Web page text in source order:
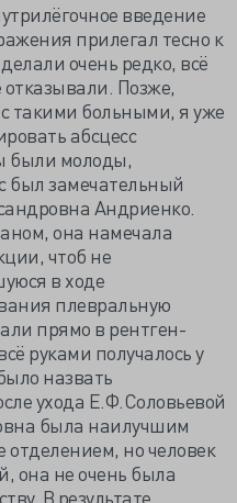
введение
прилегал тесно к
очень редко, всё
Позже,
такими больными, я уже
абсцесс
были молоды,
был замечательный
Андриенко.
она намечала
чтоб не
в ходе
плевральную
прямо в рентген-
руками получалось у
назвать
ухода Е.Ф.Соловьевой
была наилучшим
но человек
она не очень была
В результате